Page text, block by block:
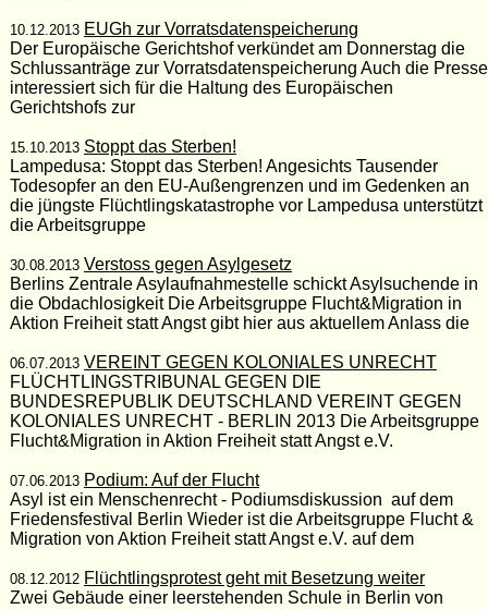
10.12.2013 EUGh zur Vorratsdatenspeicherung
Der Europäische Gerichtshof verkündet am Donnerstag die
Schlussanträge zur Vorratsdatenspeicherung Auch die Presse
interessiert sich für die Haltung des Europäischen
Gerichtshofs zur
15.10.2013 Stoppt das Sterben!
Lampedusa: Stoppt das Sterben! Angesichts Tausender
Todesopfer an den EU-Außengrenzen und im Gedenken an
die jüngste Flüchtlingskatastrophe vor Lampedusa unterstützt
die Arbeitsgruppe
30.08.2013 Verstoss gegen Asylgesetz
Berlins Zentrale Asylaufnahmestelle schickt Asylsuchende in
die Obdachlosigkeit Die Arbeitsgruppe Flucht&Migration in
Aktion Freiheit statt Angst gibt hier aus aktuellem Anlass die
06.07.2013 VEREINT GEGEN KOLONIALES UNRECHT
FLÜCHTLINGSTRIBUNAL GEGEN DIE
BUNDESREPUBLIK DEUTSCHLAND VEREINT GEGEN
KOLONIALES UNRECHT - BERLIN 2013 Die Arbeitsgruppe
Flucht&Migration in Aktion Freiheit statt Angst e.V.
07.06.2013 Podium: Auf der Flucht
Asyl ist ein Menschenrecht - Podiumsdiskussion auf dem
Friedensfestival Berlin Wieder ist die Arbeitsgruppe Flucht &
Migration von Aktion Freiheit statt Angst e.V. auf dem
08.12.2012 Flüchtlingsprotest geht mit Besetzung weiter
Zwei Gebäude einer leerstehenden Schule in Berlin von